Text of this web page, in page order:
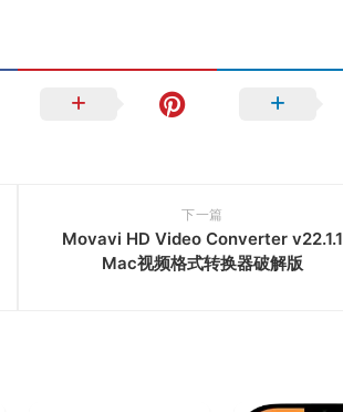
下一篇
Movavi HD Video Converter v22.1.1
Mac视频格式转换器破解版